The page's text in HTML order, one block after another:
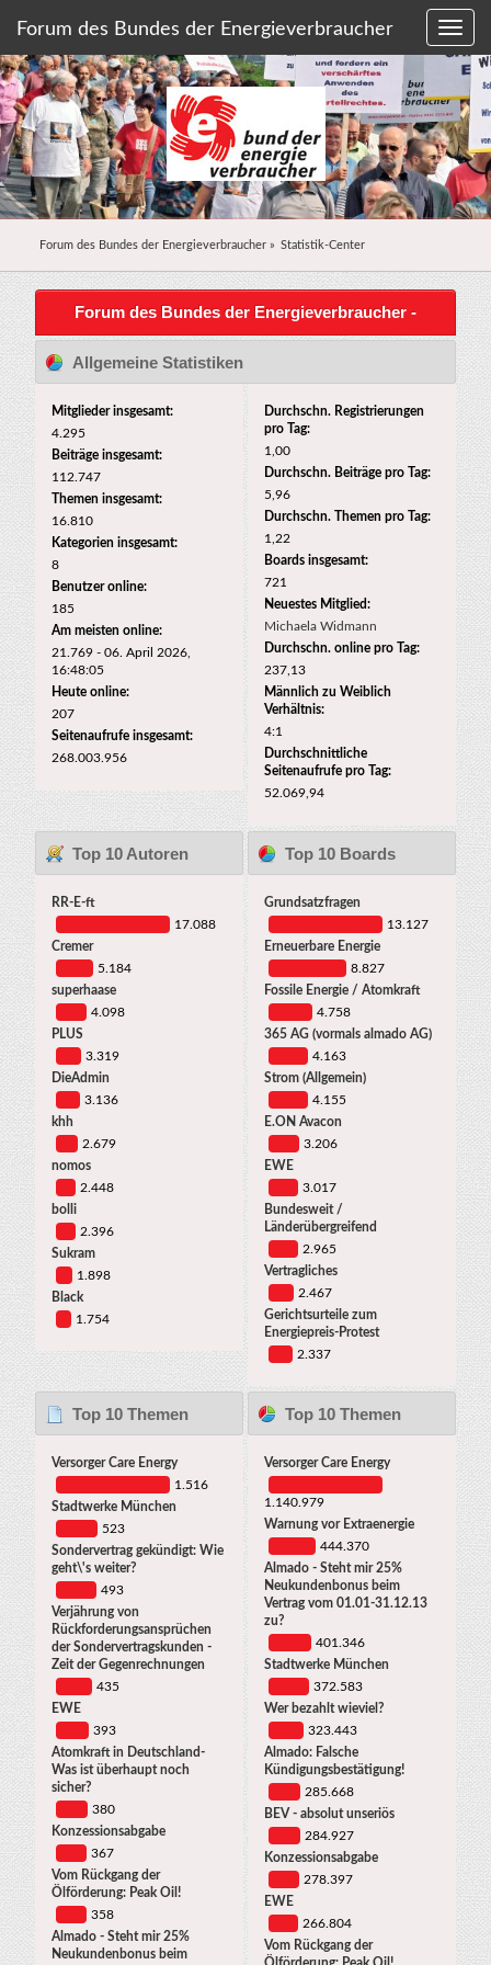
Forum des Bundes der Energieverbraucher
Forum des Bundes der Energieverbraucher» Statistik-Center
Forum des Bundes der Energieverbraucher -
Statistik-Center
Allgemeine Statistiken
Mitglieder insgesamt:
4.295
Beiträge insgesamt:
112.747
Themen insgesamt:
16.810
Kategorien insgesamt:
8
Benutzer online:
185
Am meisten online:
21.769 - 06. April 2026,
16:48:05
Heute online:
207
Seitenaufrufe insgesamt:
268.003.956
Durchschn. Registrierungen
pro Tag:
1,00
Durchschn. Beiträge pro Tag:
5,96
Durchschn. Themen pro Tag:
1,22
Boards insgesamt:
721
Neuestes Mitglied:
Michaela Widmann
Durchschn. online pro Tag:
237,13
Männlich zu Weiblich
Verhältnis:
4:1
Durchschnittliche
Seitenaufrufe pro Tag:
52.069,94
Top 10 Autoren
RR-E-ft
17.088
Cremer
5.184
superhaase
4.098
PLUS
3.319
DieAdmin
3.136
khh
2.679
nomos
2.448
bolli
2.396
Sukram
1.898
Black
1.754
Top 10 Boards
Grundsatzfragen
13.127
Erneuerbare Energie
8.827
Fossile Energie / Atomkraft
4.758
365 AG (vormals almado AG)
4.163
Strom (Allgemein)
4.155
E.ON Avacon
3.206
EWE
3.017
Bundesweit /
Länderübergreifend
2.965
Vertragliches
2.467
Gerichtsurteile zum
Energiepreis-Protest
2.337
Top 10 Themen
(nach Antworten)
Versorger Care Energy
1.516
Stadtwerke München
523
Sondervertrag gekündigt: Wie
geht\'s weiter?
493
Verjährung von
Rückforderungsansprüchen
der Sondervertragskunden -
Zeit der Gegenrechnungen
435
EWE
393
Atomkraft in Deutschland-
Was ist überhaupt noch
sicher?
380
Konzessionsabgabe
367
Vom Rückgang der
Ölförderung: Peak Oil!
358
Almado - Steht mir 25%
Neukundenbonus beim
Top 10 Themen
(nach Aufrufen)
Versorger Care Energy
1.140.979
Warnung vor Extraenergie
444.370
Almado - Steht mir 25%
Neukundenbonus beim
Vertrag vom 01.01-31.12.13
zu?
401.346
Stadtwerke München
372.583
Wer bezahlt wieviel?
323.443
Almado: Falsche
Kündigungsbestätigung!
285.668
BEV - absolut unseriös
284.927
Konzessionsabgabe
278.397
EWE
266.804
Vom Rückgang der